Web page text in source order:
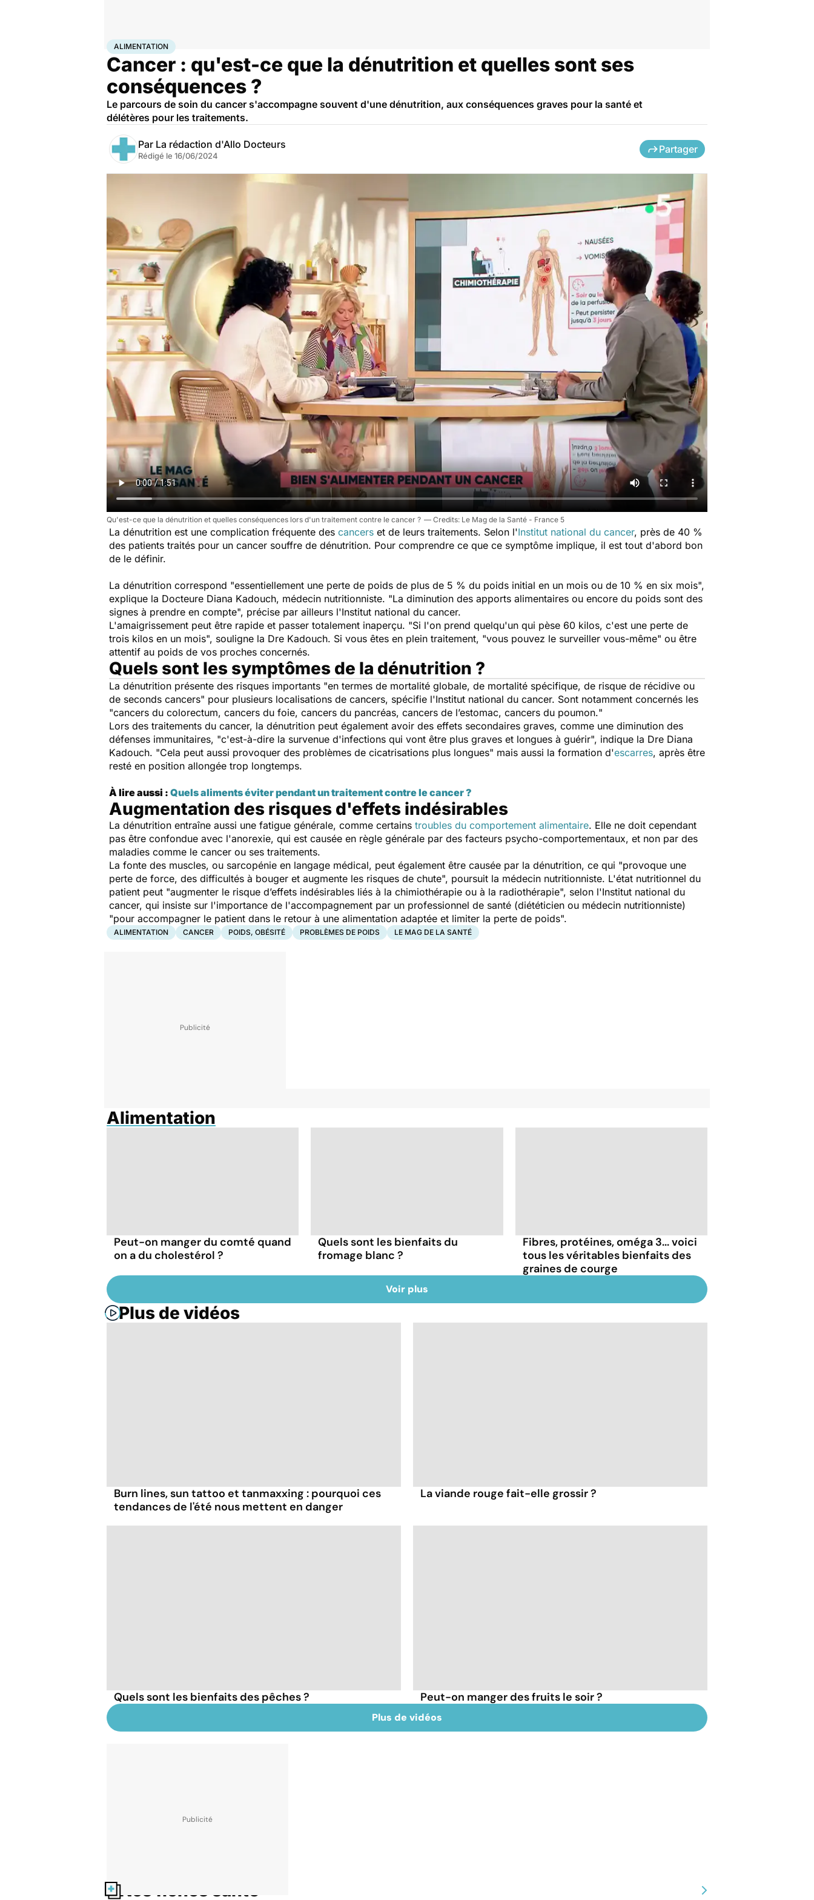
AccueilSantéMaladies
ALIMENTATION
Cancer : qu'est-ce que la dénutrition et quelles sont ses
conséquences ?
Le parcours de soin du cancer s'accompagne souvent d'une dénutrition, aux conséquences graves pour la santé et
délétères pour les traitements.
Par La rédaction d'Allo Docteurs
Rédigé le 16/06/2024
Partager
Qu'est-ce que la dénutrition et quelles conséquences lors d'un traitement contre le cancer ? Le Mag de la Santé - France 5
La dénutrition est une complication fréquente des cancers et de leurs traitements. Selon l'Institut national du cancer, près de 40 %
des patients traités pour un cancer souffre de dénutrition. Pour comprendre ce que ce symptôme implique, il est tout d'abord bon
de le définir.
La dénutrition correspond "essentiellement une perte de poids de plus de 5 % du poids initial en un mois ou de 10 % en six mois",
explique la Docteure Diana Kadouch, médecin nutritionniste. "La diminution des apports alimentaires ou encore du poids sont des
signes à prendre en compte", précise par ailleurs l'Institut national du cancer.
L'amaigrissement peut être rapide et passer totalement inaperçu. "Si l'on prend quelqu'un qui pèse 60 kilos, c'est une perte de
trois kilos en un mois", souligne la Dre Kadouch. Si vous êtes en plein traitement, "vous pouvez le surveiller vous-même" ou être
attentif au poids de vos proches concernés.
Quels sont les symptômes de la dénutrition ?
La dénutrition présente des risques importants "en termes de mortalité globale, de mortalité spécifique, de risque de récidive ou
de seconds cancers" pour plusieurs localisations de cancers, spécifie l'Institut national du cancer. Sont notamment concernés les
"cancers du colorectum, cancers du foie, cancers du pancréas, cancers de l’estomac, cancers du poumon."
Lors des traitements du cancer, la dénutrition peut également avoir des effets secondaires graves, comme une diminution des
défenses immunitaires, "c'est-à-dire la survenue d'infections qui vont être plus graves et longues à guérir", indique la Dre Diana
Kadouch. "Cela peut aussi provoquer des problèmes de cicatrisations plus longues" mais aussi la formation d'escarres, après être
resté en position allongée trop longtemps.
À lire aussi : Quels aliments éviter pendant un traitement contre le cancer ?
Augmentation des risques d'effets indésirables
La dénutrition entraîne aussi une fatigue générale, comme certains troubles du comportement alimentaire. Elle ne doit cependant
pas être confondue avec l'anorexie, qui est causée en règle générale par des facteurs psycho-comportementaux, et non par des
maladies comme le cancer ou ses traitements.
La fonte des muscles, ou sarcopénie en langage médical, peut également être causée par la dénutrition, ce qui "provoque une
perte de force, des difficultés à bouger et augmente les risques de chute", poursuit la médecin nutritionniste. L'état nutritionnel du
patient peut "augmenter le risque d’effets indésirables liés à la chimiothérapie ou à la radiothérapie", selon l'Institut national du
cancer, qui insiste sur l'importance de l'accompagnement par un professionnel de santé (diététicien ou médecin nutritionniste)
"pour accompagner le patient dans le retour à une alimentation adaptée et limiter la perte de poids".
ALIMENTATION CANCER POIDS, OBÉSITÉ PROBLÈMES DE POIDS LE MAG DE LA SANTÉ
Alimentation
Peut-on manger du comté quand
on a du cholestérol ?
Quels sont les bienfaits du
fromage blanc ?
Fibres, protéines, oméga 3... voici
tous les véritables bienfaits des
graines de courge
Voir plus
Plus de vidéos
Burn lines, sun tattoo et tanmaxxing : pourquoi ces
tendances de l'été nous mettent en danger
La viande rouge fait-elle grossir ?
Quels sont les bienfaits des pêches ? Peut-on manger des fruits le soir ?
Plus de vidéos
Nos fiches santé